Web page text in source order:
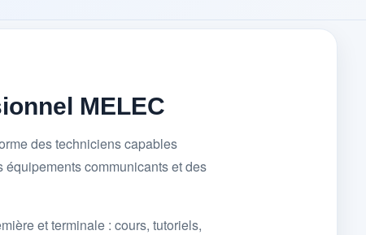
MELEC
des techniciens capables
équipements communicants et des
et terminale : cours, tutoriels,